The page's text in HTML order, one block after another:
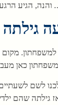
והנה, הגיע
למשפחתון.
כאן
לשם
ואז גילתה שהם